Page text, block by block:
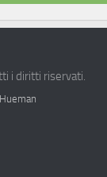
i diritti riservati.